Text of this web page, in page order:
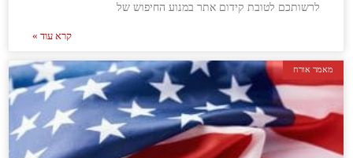
לרשותכם לטובת קידום אתר במנוע החיפוש של
קרא עוד »
מאמר אורח